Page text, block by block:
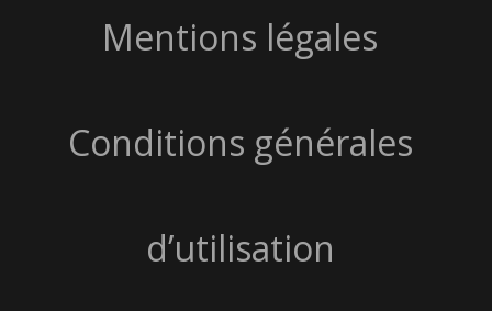
Mentions légales
Conditions générales
d’utilisation